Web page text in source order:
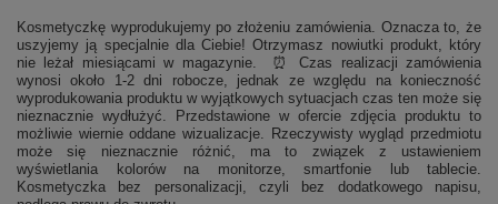
Kosmetyczkę wyprodukujemy po złożeniu zamówienia. Oznacza to, że
uszyjemy ją specjalnie dla Ciebie! Otrzymasz nowiutki produkt, który
nie leżał miesiącami w magazynie. ⏰
Czas realizacji zamówienia
wynosi około 1-2 dni robocze, jednak ze względu na konieczność
wyprodukowania produktu w wyjątkowych sytuacjach czas ten może się
nieznacznie wydłużyć. Przedstawione w ofercie zdjęcia produktu to
możliwie wiernie oddane wizualizacje. Rzeczywisty wygląd przedmiotu
może się nieznacznie różnić, ma to związek z ustawieniem
wyświetlania kolorów na monitorze, smartfonie lub tablecie.
Kosmetyczka bez personalizacji, czyli bez dodatkowego napisu,